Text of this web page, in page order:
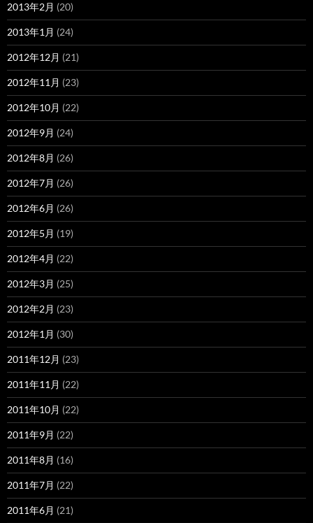
2013年2月 (20)
2013年1月 (24)
2012年12月 (21)
2012年11月 (23)
2012年10月 (22)
2012年9月 (24)
2012年8月 (26)
2012年7月 (26)
2012年6月 (26)
2012年5月 (19)
2012年4月 (22)
2012年3月 (25)
2012年2月 (23)
2012年1月 (30)
2011年12月 (23)
2011年11月 (22)
2011年10月 (22)
2011年9月 (22)
2011年8月 (16)
2011年7月 (22)
2011年6月 (21)